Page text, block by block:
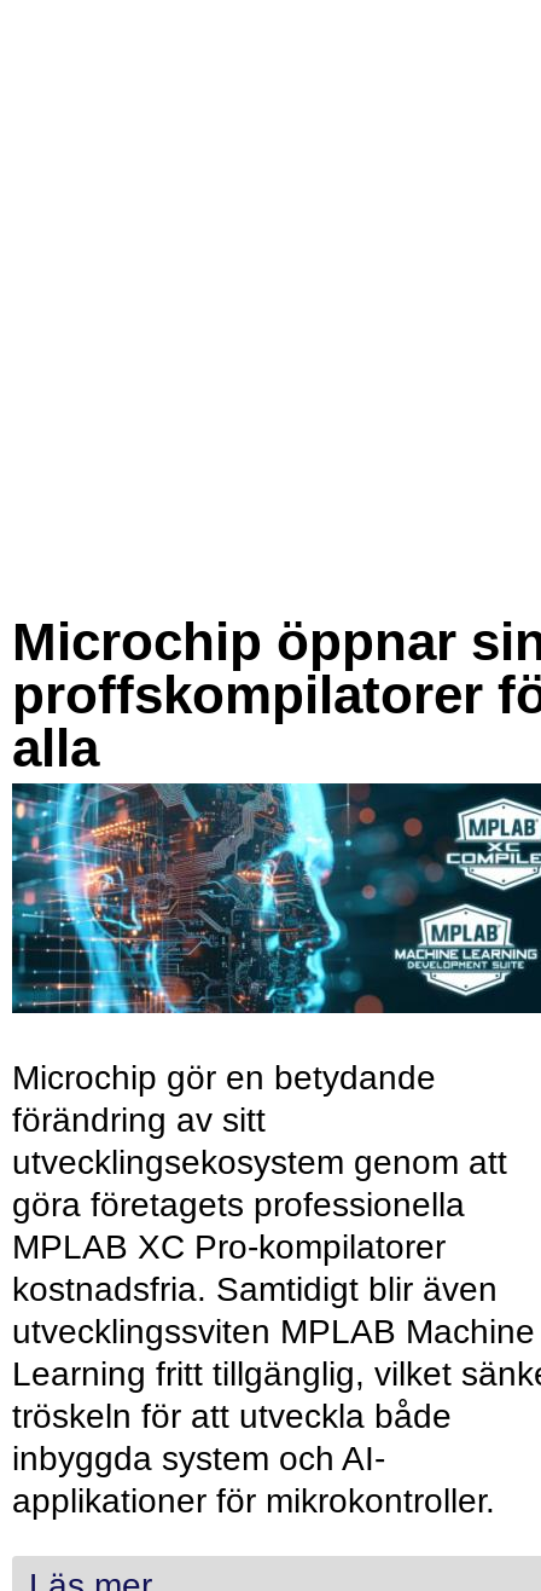
Microchip öppnar
proffskompilatorer
alla
Microchip gör en betydande
förändring av sitt
utvecklingsekosystem genom att
göra företagets professionella
MPLAB XC Pro-kompilatorer
kostnadsfria. Samtidigt blir även
utvecklingssviten MPLAB Machine
Learning fritt tillgänglig, vilket
tröskeln för att utveckla både
inbyggda system och AI-
applikationer för mikrokontroller.